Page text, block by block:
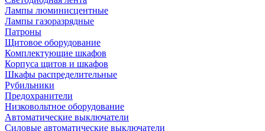
Лампы люминисцентные
Лампы газоразрядные
Патроны
Щитовое оборудование
Комплектующие шкафов
Корпуса щитов и шкафов
Шкафы распределительные
Рубильники
Предохранители
Низковольтное оборудование
Автоматические выключатели
Силовые автоматические выключатели